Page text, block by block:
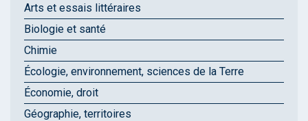
Arts et essais littéraires
Biologie et santé
Chimie
Écologie, environnement, sciences de la Terre
Économie, droit
Géographie, territoires